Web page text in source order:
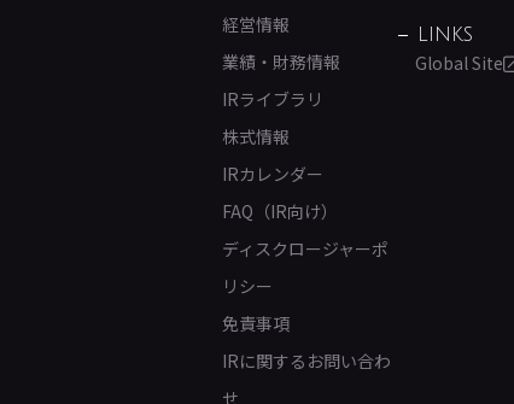
経営情報
業績・財務情報
IRライブラリ
株式情報
IRカレンダー
FAQ（IR向け）
ディスクロージャーポ
リシー
免責事項
IRに関するお問い合わ
せ
LINKS
Global Site